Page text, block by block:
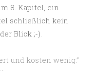
8. Kapitel, ein
schließlich kein
Blick ;-).
und kosten wenig.”